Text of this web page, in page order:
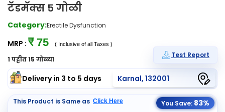
टॅडमॅक्स 5 गोळी
Category:Erectile Dysfunction
MRP : ₹ 75 ( Inclusive of all Taxes )
1 पट्टीत 15 गोळ्या Test Report
Delivery in 3 to 5 days Karnal, 132001
This Product is Same as Click Here You Save: 83%